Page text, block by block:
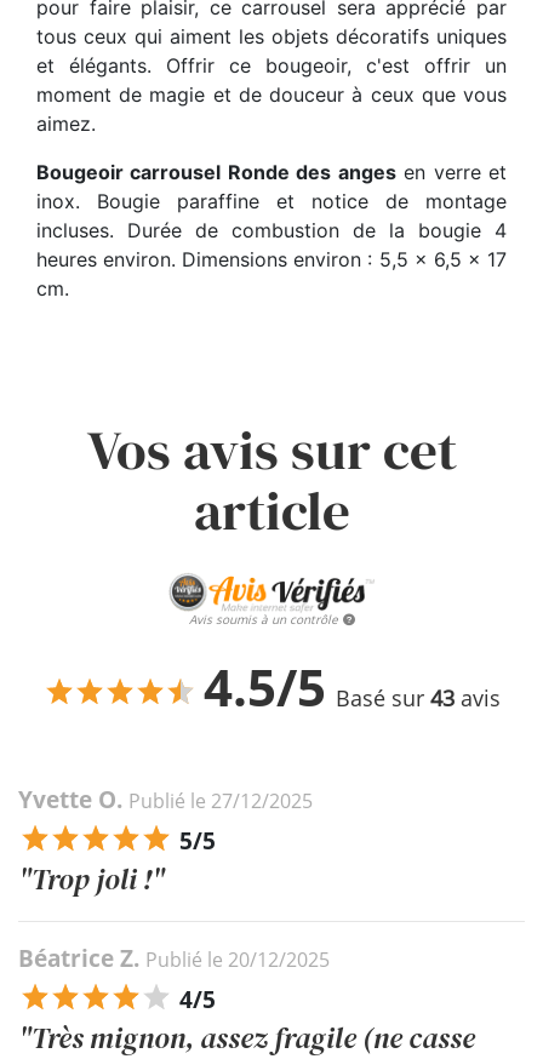
pour faire plaisir, ce carrousel sera apprécié par
tous ceux qui aiment les objets décoratifs uniques
et élégants. Offrir ce bougeoir, c'est offrir un
moment de magie et de douceur à ceux que vous
aimez.
Bougeoir carrousel Ronde des angesen verre et
inox. Bougie paraffine et notice de montage
incluses. Durée de combustion de la bougie 4
heures environ. Dimensions environ : 5,5 x 6,5 x 17
cm.
Vos avis sur cet
article
Avis soumis à un contrôle
4.5/5 Basé sur 43 avis
Yvette O. Publié le 27/12/2025
5/5
"Trop joli !"
Béatrice Z. Publié le 20/12/2025
4/5
"Très mignon, assez fragile (ne casse